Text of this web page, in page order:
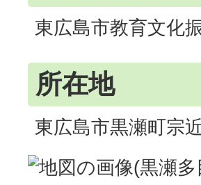
東広島市教育文化
所在地
東広島市黒瀬町宗